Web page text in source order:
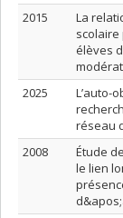
2015
La
scolaire
élèves
2025
L’auto-
réseau
2008
Étude
le lien